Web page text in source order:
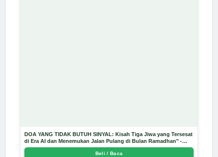
DOA YANG TIDAK BUTUH SINYAL: Kisah Tiga Jiwa yang Tersesat
di Era AI dan Menemukan Jalan Pulang di Bulan Ramadhan" -
Arda Dinata
Beli / Baca